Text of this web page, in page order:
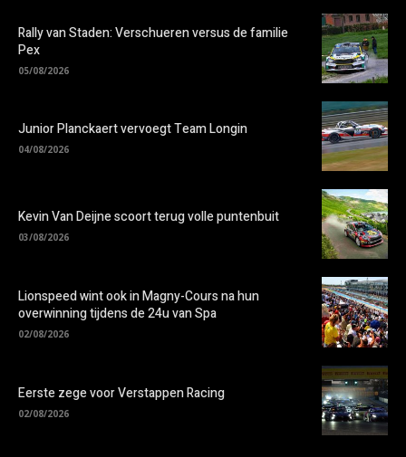
Rally van Staden: Verschueren versus de familie
Pex
05/08/2026
Junior Planckaert vervoegt Team Longin
04/08/2026
Kevin Van Deijne scoort terug volle puntenbuit
03/08/2026
Lionspeed wint ook in Magny-Cours na hun
overwinning tijdens de 24u van Spa
02/08/2026
Eerste zege voor Verstappen Racing
02/08/2026